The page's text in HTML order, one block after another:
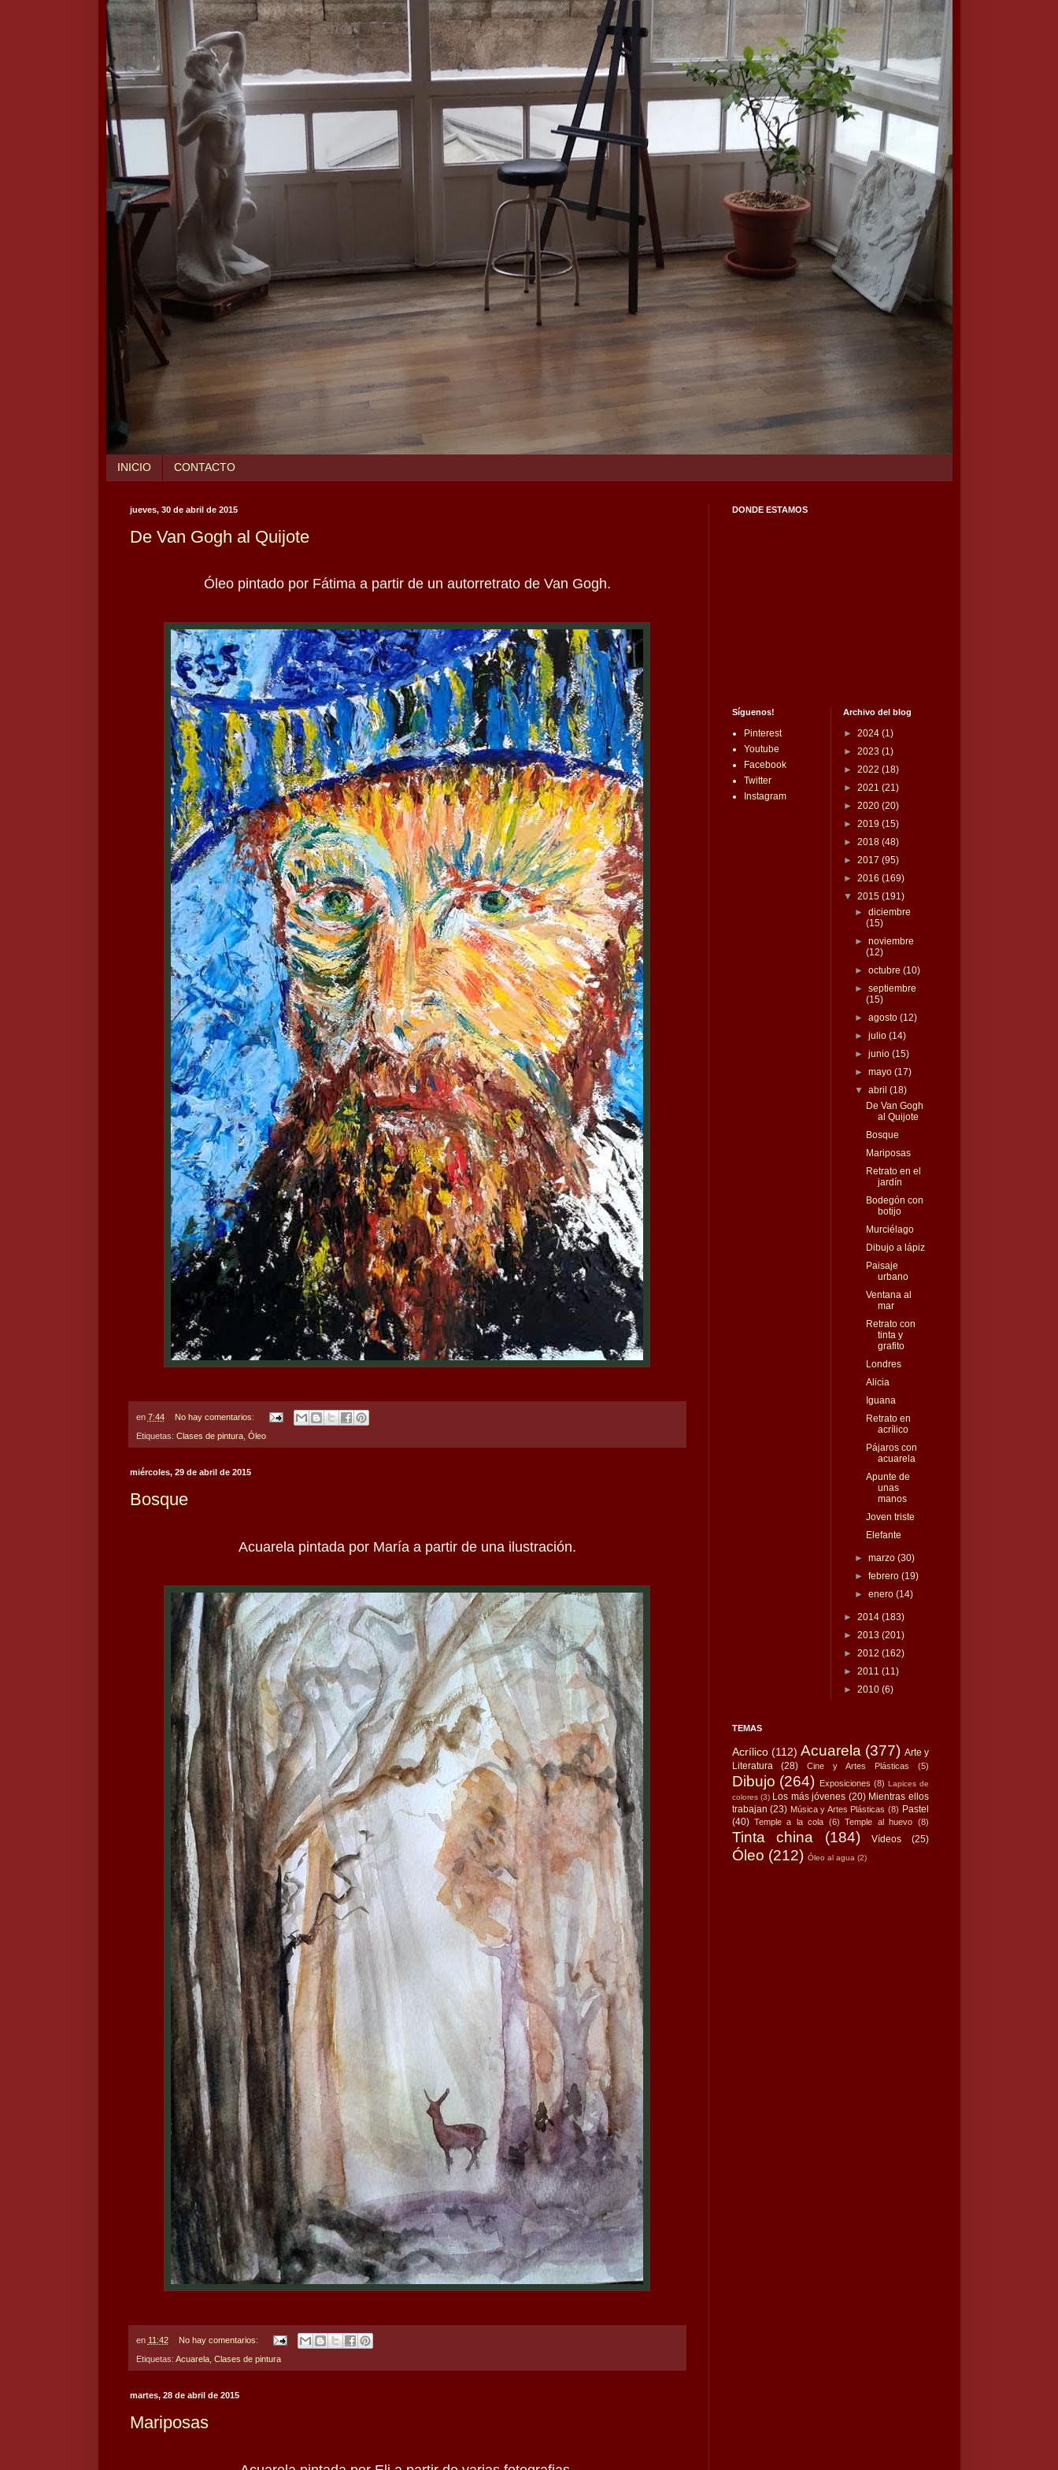
INICIO CONTACTO
jueves, 30 de abril de 2015
De Van Gogh al Quijote
Óleo pintado por Fátima a partir de un autorretrato de Van Gogh.
en 7:44 No hay comentarios:
Etiquetas: Clases de pintura, Óleo
miércoles, 29 de abril de 2015
Bosque
Acuarela pintada por María a partir de una ilustración.
en 11:42 No hay comentarios:
Etiquetas: Acuarela, Clases de pintura
martes, 28 de abril de 2015
Mariposas
DONDE ESTAMOS
Síguenos!
Pinterest
Youtube
Facebook
Twitter
Instagram
Archivo del blog
► 2024 (1)
► 2023 (1)
► 2022 (18)
► 2021 (21)
► 2020 (20)
► 2019 (15)
► 2018 (48)
► 2017 (95)
► 2016 (169)
▼ 2015 (191)
► diciembre
(15)
► noviembre
(12)
► octubre (10)
► septiembre
(15)
► agosto (12)
► julio (14)
► junio (15)
► mayo (17)
▼ abril (18)
De Van Gogh
al Quijote
Bosque
Mariposas
Retrato en el
jardín
Bodegón con
botijo
Murciélago
Dibujo a lápiz
Paisaje
urbano
Ventana al
mar
Retrato con
tinta y
grafito
Londres
Alicia
Iguana
Retrato en
acrílico
Pájaros con
acuarela
Apunte de
unas
manos
Joven triste
Elefante
► marzo (30)
► febrero (19)
► enero (14)
► 2014 (183)
► 2013 (201)
► 2012 (162)
► 2011 (11)
► 2010 (6)
TEMAS
Acrílico (112) Acuarela (377) Arte y
Literatura
(28) Cine y Artes Plásticas (5)
Dibujo (264) Exposiciones (8) Lapices de
colores (3) Los más jóvenes (20) Mientras ellos
trabajan (23) Música y Artes Plásticas (8) Pastel
(40) Temple a la cola (6) Temple al huevo (8)
Tinta china (184) Vídeos (25)
Óleo (212) Óleo al agua (2)